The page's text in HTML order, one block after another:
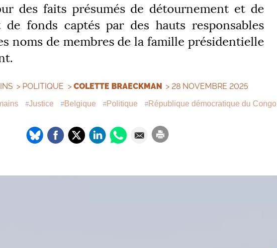
des faits présumés de détournement et de
de fonds captés par des hauts responsables
noms de membres de la famille présidentielle
> POLITIQUE > COLETTE BRAECKMAN > 28 NOVEMBRE 2025
Justice Belgique Politique République démocratique du Congo